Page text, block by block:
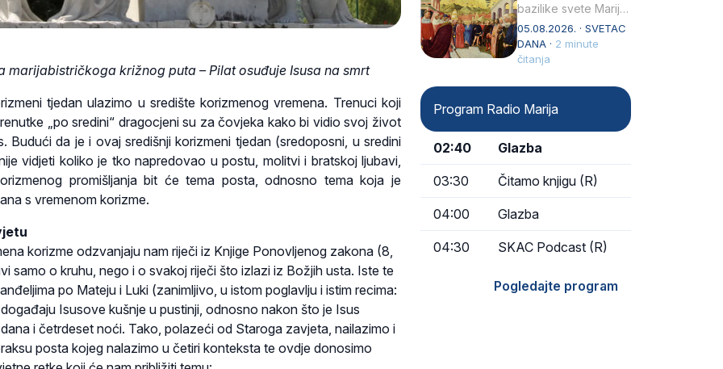
marijabistričkoga križnog puta – Pilat osuđuje Isusa na smrt
tjedan ulazimo u središte korizmenog vremena. Trenuci koji
„po sredini“ dragocjeni su za čovjeka kako bi vidio svoj život
Budući da je i ovaj središnji korizmeni tjedan (sredoposni, u sredini
vidjeti koliko je tko napredovao u postu, molitvi i bratskoj ljubavi,
promišljanja bit će tema posta, odnosno tema koja je
s vremenom korizme.
korizme odzvanjaju nam riječi iz Knjige Ponovljenog zakona (8,
samo o kruhu, nego i o svakoj riječi što izlazi iz Božjih usta. Iste te
po Mateju i Luki (zanimljivo, u istom poglavlju i istim recima:
Isusove kušnje u pustinji, odnosno nakon što je Isus
i četrdeset noći. Tako, polazeći od Staroga zavjeta, nailazimo i
posta kojeg nalazimo u četiri konteksta te ovdje donosimo
bazilike svete Marije
Velike (Santa Maria
Maggiore) u narodu
se slavi kao Gospa
05.08.2026. · SVETAC
DANA · 2 minute
čitanja
Program Radio Marija
02:40 Glazba
03:30 Čitamo knjigu (R)
04:00 Glazba
04:30 SKAC Podcast (R)
Pogledajte program